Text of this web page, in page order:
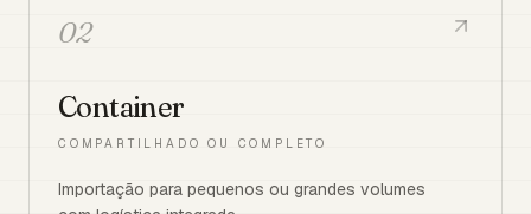
02
Container
COMPARTILHADO OU COMPLETO
Importação para pequenos ou grandes volumes